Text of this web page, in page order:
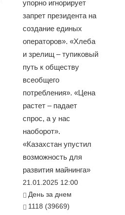
упорно игнорирует
запрет президента на
создание единых
операторов». «Хлеба
и зрелищ – тупиковый
путь к обществу
всеобщего
потребления». «Цена
растет – падает
спрос, а у нас
наоборот».
«Казахстан упустил
возможность для
развития майнинга»
21.01.2025 12:00
День за днем
1118 (39669)